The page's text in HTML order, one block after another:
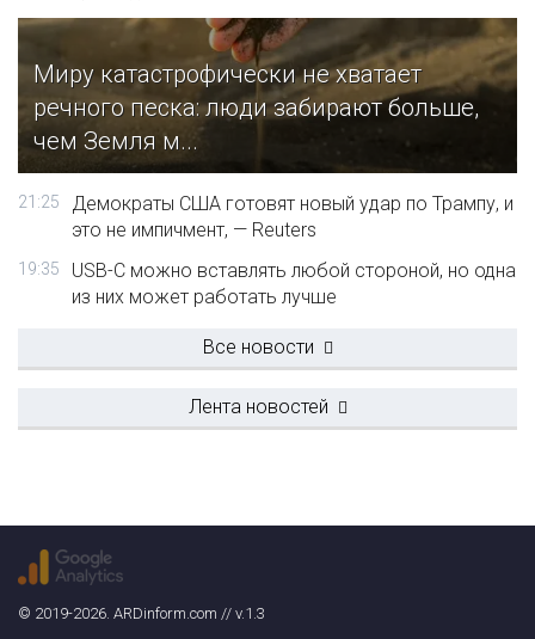
Миру катастрофически не хватает
речного песка: люди забирают больше,
чем Земля м...
21:25
Демократы США готовят новый удар по Трампу, и
это не импичмент, — Reuters
19:35
USB-C можно вставлять любой стороной, но одна
из них может работать лучше
Все новости
Лента новостей
© 2019-2026. ARDinform.com // v.1.3